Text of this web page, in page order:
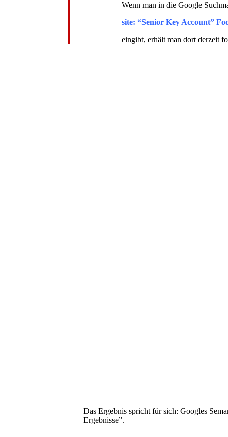
Wenn man in die Google
site: “Senior Key Account”
eingibt, erhält man dort derzeit
Das Ergebnis spricht für sich: Googles
Ergebnisse”.